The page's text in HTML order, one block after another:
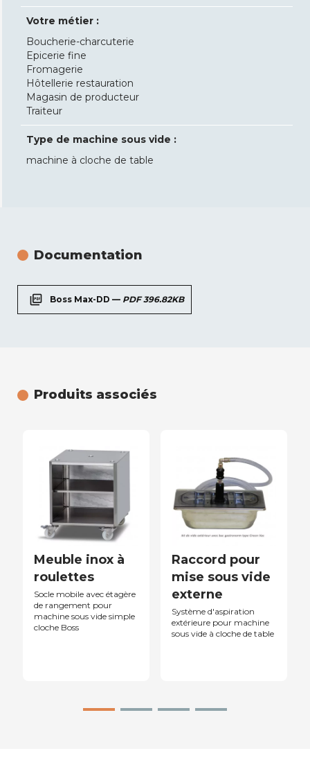
Votre métier :
Boucherie-charcuterie
Epicerie fine
Fromagerie
Hôtellerie restauration
Magasin de producteur
Traiteur
Type de machine sous vide :
machine à cloche de table
Documentation
picture_as_pdf Boss Max-DD — PDF 396.82KB
Produits associés
Meuble inox à
roulettes
Socle mobile avec étagère
de rangement pour
machine sous vide simple
cloche Boss
Raccord pour
mise sous vide
externe
Système d'aspiration
extérieure pour machine
sous vide à cloche de table